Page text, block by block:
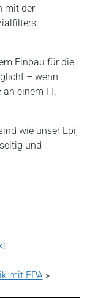
mit der
Einbau für die
– wenn
einem FI.
wie unser Epi,
und
mit EPA»